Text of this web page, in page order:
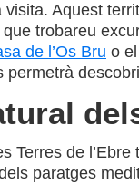
visita. Aquest
trobareu
de l’Os Bru o el
permetrà
Terres de l’Ebre
paratges